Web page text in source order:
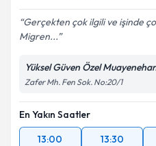
Gerçekten çok ilgili ve işinde
Migren...
Yüksel Güven Özel
Zafer Mh. Fen Sok. No:20/1
En Yakın Saatler
13:00
13:30